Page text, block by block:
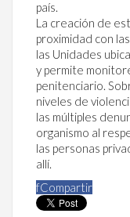
país.
La creación de
proximidad con
las Unidades
y permite
penitenciario.
niveles de
las múltiples
organismo al
las personas
allí.
fCompartir